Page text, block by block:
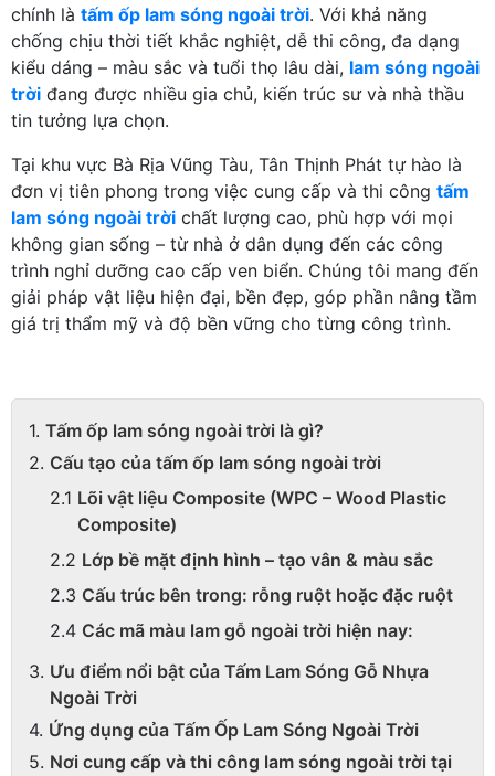
chính là tấm ốp lam sóng ngoài trời. Với khả năng
chống chịu thời tiết khắc nghiệt, dễ thi công, đa dạng
kiểu dáng – màu sắc và tuổi thọ lâu dài, lam sóng ngoài
trời đang được nhiều gia chủ, kiến trúc sư và nhà thầu
tin tưởng lựa chọn.
Tại khu vực Bà Rịa Vũng Tàu, Tân Thịnh Phát tự hào là
đơn vị tiên phong trong việc cung cấp và thi công tấm
lam sóng ngoài trời chất lượng cao, phù hợp với mọi
không gian sống – từ nhà ở dân dụng đến các công
trình nghỉ dưỡng cao cấp ven biển. Chúng tôi mang đến
giải pháp vật liệu hiện đại, bền đẹp, góp phần nâng tầm
giá trị thẩm mỹ và độ bền vững cho từng công trình.
Tấm ốp lam sóng ngoài trời là gì?
Cấu tạo của tấm ốp lam sóng ngoài trời
Lõi vật liệu Composite (WPC – Wood Plastic
Composite)
Lớp bề mặt định hình – tạo vân & màu sắc
Cấu trúc bên trong: rỗng ruột hoặc đặc ruột
Các mã màu lam gỗ ngoài trời hiện nay:
Ưu điểm nổi bật của Tấm Lam Sóng Gỗ Nhựa
Ngoài Trời
Ứng dụng của Tấm Ốp Lam Sóng Ngoài Trời
Nơi cung cấp và thi công lam sóng ngoài trời tại